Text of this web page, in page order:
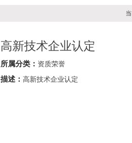
高新技术企业认定
所属分类： 资质荣誉
描述： 高新技术企业认定